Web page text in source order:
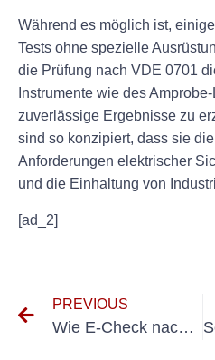
Während es möglich ist,
Tests ohne spezielle
die Prüfung nach VDE 0701
Instrumente wie des
zuverlässige Ergebnisse zu
sind so konzipiert, dass sie
Anforderungen elektrischer
und die Einhaltung von
[ad_2]
PREVIOUS
Wie E-Check nach DGUV Sicherheits-Compliance-Prozesse optimieren kann